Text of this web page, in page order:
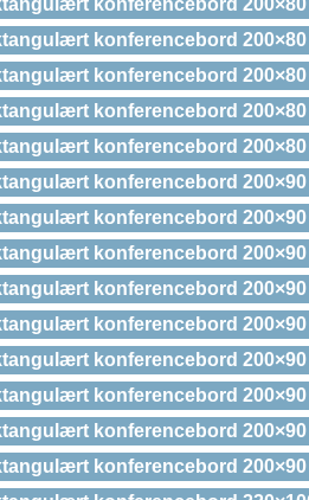
konferencebord
konferencebord
konferencebord
konferencebord
konferencebord
konferencebord
konferencebord
konferencebord
konferencebord
konferencebord
konferencebord
konferencebord
konferencebord
konferencebord